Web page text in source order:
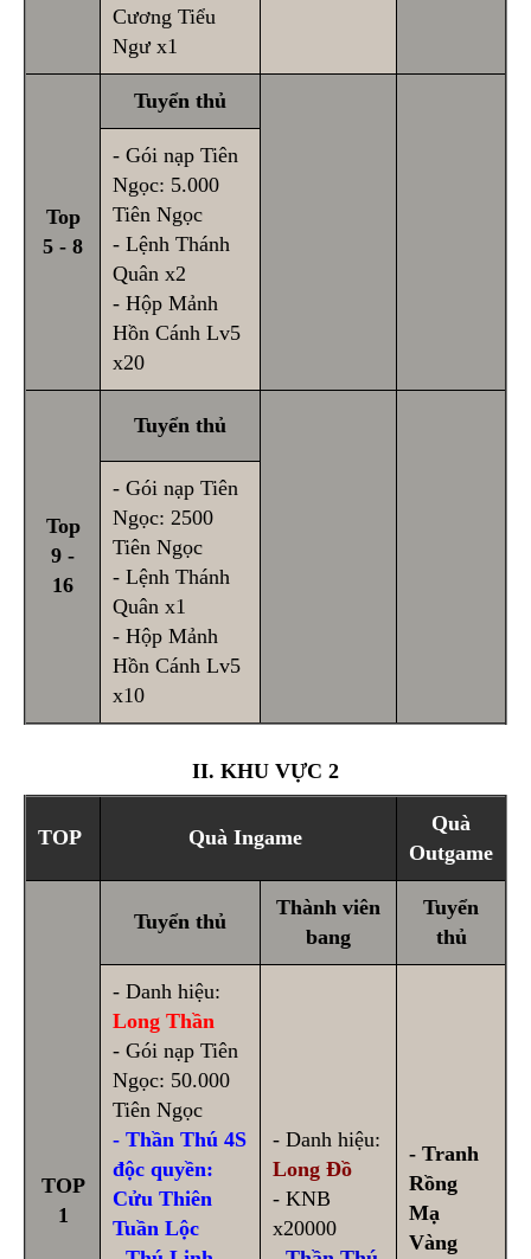
Cương Tiểu
Ngư x1
Top
5 - 8
Tuyển thủ
- Gói nạp Tiên
Ngọc: 5.000
Tiên Ngọc
- Lệnh Thánh
Quân x2
- Hộp Mảnh
Hồn Cánh Lv5
x20
Top
9 -
16
Tuyển thủ
- Gói nạp Tiên
Ngọc: 2500
Tiên Ngọc
- Lệnh Thánh
Quân x1
- Hộp Mảnh
Hồn Cánh Lv5
x10
II. KHU VỰC 2
TOP Quà Ingame
Quà
Outgame
TOP
1
Tuyển thủ
Thành viên
bang
Tuyển
thủ
- Danh hiệu:
Long Thần
- Gói nạp Tiên
Ngọc: 50.000
Tiên Ngọc
- Thần Thú 4S
độc quyền:
Cửu Thiên
Tuần Lộc
- Danh hiệu:
Long Đồ
- KNB
x20000
- Tranh
Rồng
Mạ
Vàng